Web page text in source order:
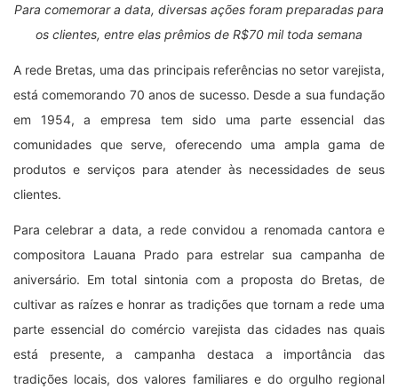
Para comemorar a data, diversas ações foram preparadas para
os clientes, entre elas prêmios de R$70 mil toda semana
A rede Bretas, uma das principais referências no setor varejista,
está comemorando 70 anos de sucesso. Desde a sua fundação
em 1954, a empresa tem sido uma parte essencial das
comunidades que serve, oferecendo uma ampla gama de
produtos e serviços para atender às necessidades de seus
clientes.
Para celebrar a data, a rede convidou a renomada cantora e
compositora Lauana Prado para estrelar sua campanha de
aniversário. Em total sintonia com a proposta do Bretas, de
cultivar as raízes e honrar as tradições que tornam a rede uma
parte essencial do comércio varejista das cidades nas quais
está presente, a campanha destaca a importância das
tradições locais, dos valores familiares e do orgulho regional